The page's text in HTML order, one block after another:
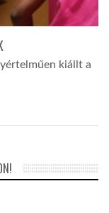
kiállt a